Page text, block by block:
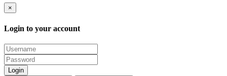
×
Login to your account